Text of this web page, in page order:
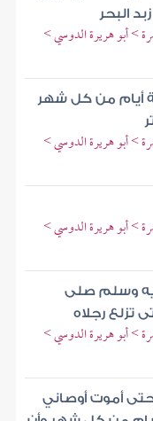
البحر
> أبو هريرة الدوسي >
أيام من كل شهر
> أبو هريرة الدوسي >
> أبو هريرة الدوسي >
وسلم صلى
تزلع رجلاه
> أبو هريرة الدوسي >
حتى أموت أوصاني